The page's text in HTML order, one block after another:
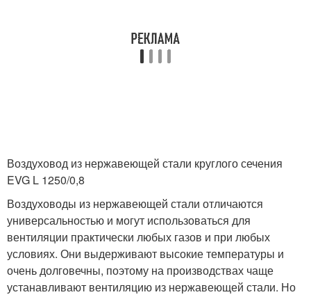
Воздуховод из нержавеющей стали круглого сечения
EVG L 1250/0,8
Воздуховоды из нержавеющей стали отличаются
универсальностью и могут использоваться для
вентиляции практически любых газов и при любых
условиях. Они выдерживают высокие температуры и
очень долговечны, поэтому на производствах чаще
устанавливают вентиляцию из нержавеющей стали. Но